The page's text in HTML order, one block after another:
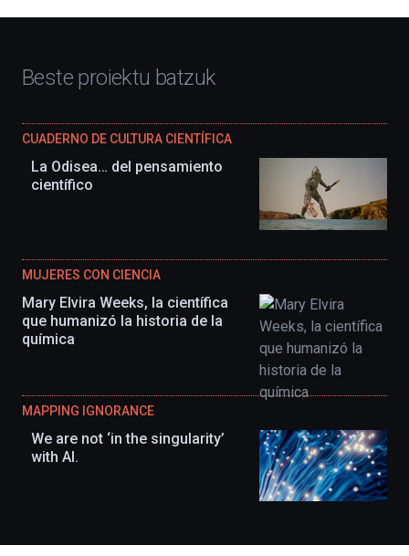
Beste proiektu batzuk
CUADERNO DE CULTURA CIENTÍFICA
La Odisea… del pensamiento
científico
MUJERES CON CIENCIA
Mary Elvira Weeks, la científica
que humanizó la historia de la
química
MAPPING IGNORANCE
We are not ‘in the singularity’
with AI.